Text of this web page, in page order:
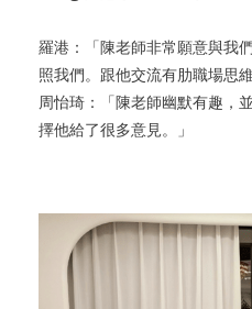
羅港：「陳老師非常願意與我
照我們。跟他交流有肋職場思
周怡琦：「陳老師幽默有趣，
擇他給了很多意見。」